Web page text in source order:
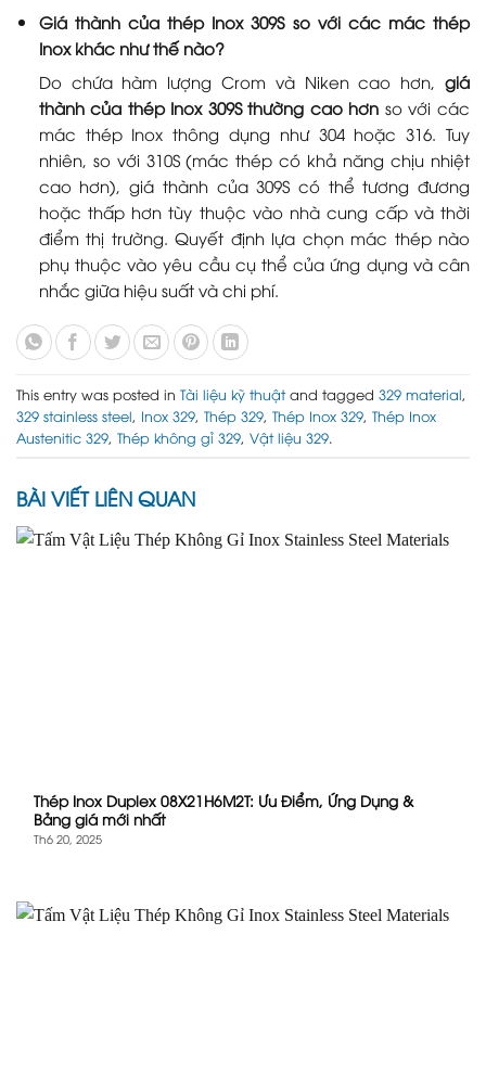
Giá thành của thép Inox 309S so với các mác thép
Inox khác như thế nào?
Do chứa hàm lượng Crom và Niken cao hơn, giá
thành của thép Inox 309S thường cao hơn so với các
mác thép Inox thông dụng như 304 hoặc 316. Tuy
nhiên, so với 310S (mác thép có khả năng chịu nhiệt
cao hơn), giá thành của 309S có thể tương đương
hoặc thấp hơn tùy thuộc vào nhà cung cấp và thời
điểm thị trường. Quyết định lựa chọn mác thép nào
phụ thuộc vào yêu cầu cụ thể của ứng dụng và cân
nhắc giữa hiệu suất và chi phí.
This entry was posted in Tài liệu kỹ thuậtand tagged 329 material,
329 stainless steel, Inox 329, Thép 329, Thép Inox 329, Thép Inox
Austenitic 329, Thép không gỉ 329, Vật liệu 329.
BÀI VIẾT LIÊN QUAN
Thép Inox Duplex 08X21H6M2T: Ưu Điểm, Ứng Dụng &
Bảng giá mới nhất
Th6 20, 2025